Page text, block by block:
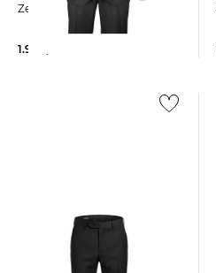
Zegna | Herren Anzug
1.990,00 €